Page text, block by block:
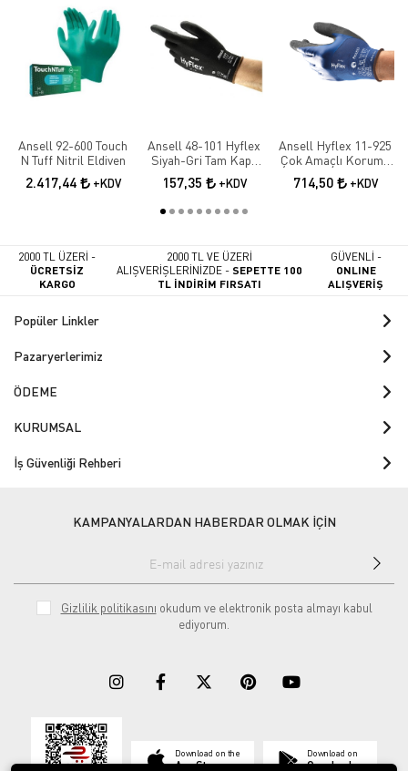
Ansell 92-600 Touch
N Tuff Nitril Eldiven
2.417,44 +KDV
Ansell 48-101 Hyflex
Siyah-Gri Tam Kaplı
Sensilite Poliüretan
Hassas İş Eldiveni
157,35 +KDV
Ansell Hyflex 11-925
Çok Amaçlı Koruma
İş Eldiveni
714,50 +KDV
2000 TL ÜZERİ -
ÜCRETSİZ
KARGO
2000 TL VE ÜZERİ
ALIŞVERİŞLERİNİZDE -SEPETTE 100
TL İNDİRİM FIRSATI
GÜVENLİ -
ONLINE
ALIŞVERİŞ
Popüler Linkler
Pazaryerlerimiz
ÖDEME
KURUMSAL
İş Güvenliği Rehberi
KAMPANYALARDAN HABERDAR OLMAK İÇİN
Gizlilik politikasını okudum ve elektronik posta almayı kabul
ediyorum.
Download on the
App Store
Download on
Google play